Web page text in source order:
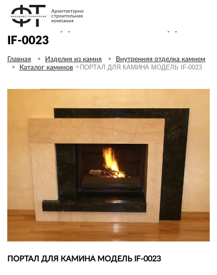
Архитектурно
строительная
компания
ПОРТАЛ ДЛЯ КАМИНА МОДЕЛЬ
IF-0023
Главная Изделия из камня
Внутренняя отделка камнем
Каталог каминов
ПОРТАЛ ДЛЯ КАМИНА МОДЕЛЬ IF-0023
ПОРТАЛ ДЛЯ КАМИНА МОДЕЛЬ IF-0023